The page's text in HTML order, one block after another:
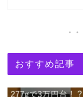
おすすめ記事